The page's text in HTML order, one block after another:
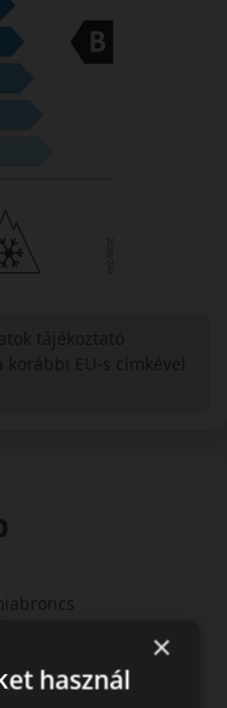
×
használ